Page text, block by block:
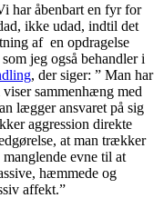
har åbenbart en fyr for
ikke udad, indtil det
af en opdragelse
jeg også behandler i
, der siger: ” Man har
sammenhæng med
lægger ansvaret på sig
aggression direkte
at man trækker
evne til at
hæmmede og
affekt.”